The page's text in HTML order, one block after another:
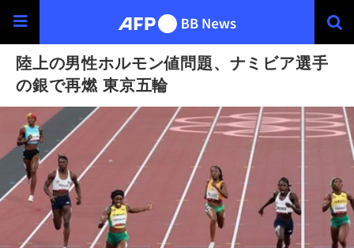
陸上の男性ホルモン値問題、ナミビア選手
の銀で再燃 東京五輪